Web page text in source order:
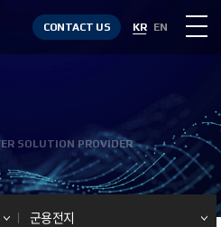
CONTACT US KR EN
SOLUTION PROVIDER
군용전지